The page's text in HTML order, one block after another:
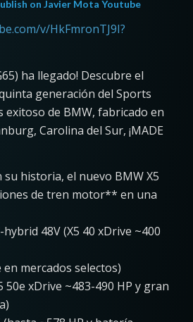
on Javier Mota Youtube
v/HkFmronTJ9I?
ha llegado! Descubre el
generación del Sports
exitoso de BMW, fabricado en
Carolina del Sur, ¡MADE
historia, el nuevo BMW X5
de tren motor** en una
hybrid 48V (X5 40 xDrive ~400
en mercados selectos)
50e xDrive ~483-490 HP y gran